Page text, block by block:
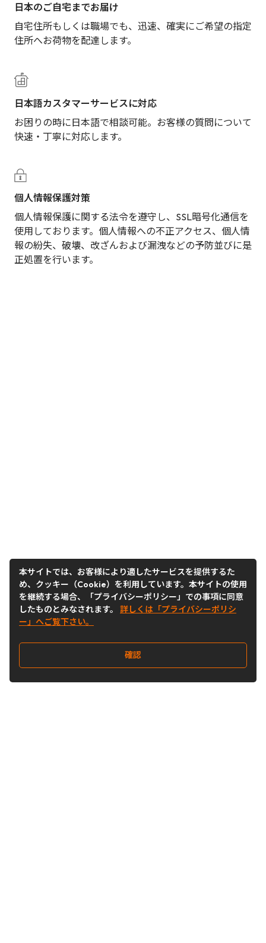
日本のご自宅までお届け
自宅住所もしくは職場でも、迅速、確実にご希望の指定
住所へお荷物を配達します。
日本語カスタマーサービスに対応
お困りの時に日本語で相談可能。お客様の質問について
快速・丁寧に対応します。
個人情報保護対策
個人情報保護に関する法令を遵守し、SSL暗号化通信を
使用しております。個人情報への不正アクセス、個人情
報の紛失、破壊、改ざんおよび漏洩などの予防並びに是
正処置を行います。
本サイトでは、お客様により適したサービスを提供するた
め、クッキー（Cookie）を利用しています。本サイトの使用
を継続する場合、「プライバシーポリシー」での事項に同意
したものとみなされます。 詳しくは「プライバシーポリシ
ー」へご覧下さい。
確認